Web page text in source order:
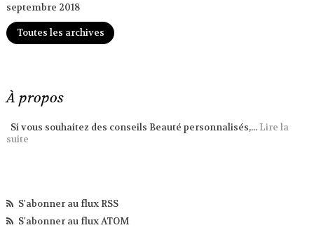
septembre 2018
Toutes les archives
À propos
Si vous souhaitez des conseils Beauté personnalisés,... Lire la
suite
S'abonner au flux RSS
S'abonner au flux ATOM